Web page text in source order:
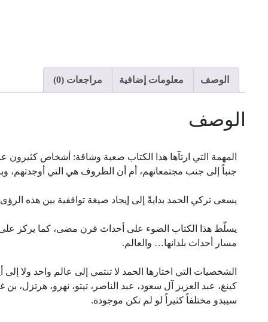
الوصف معلومات إضافية مراجعات (0)
الوصف
المهمة التي ارتآها هذا الكتاب صعبة وشاقة: أشخاص كثيرون
جنباً إلى جنب مجتمعاتهم، أم أن الظروف هي التي أوجدتهم،
يسعى تركي الحمد بدايةً إلى إيجاد صيغة توافقية بين هذه
يسلّط هذا الكتاب الضوء على أحداث قرن مضى، كما يركز على
مسار أحداث بلدانها… والعالم.
الشخصيات التي اختارها الحمد لا تنتمي إلى عالم واحد ولا
كينغ، عبد العزيز آل سعود، عبد الناصر، تيتو، نهرو، هرتزل،
سيبدو مختلفاً كثيراً لو لم تكن موجودة.